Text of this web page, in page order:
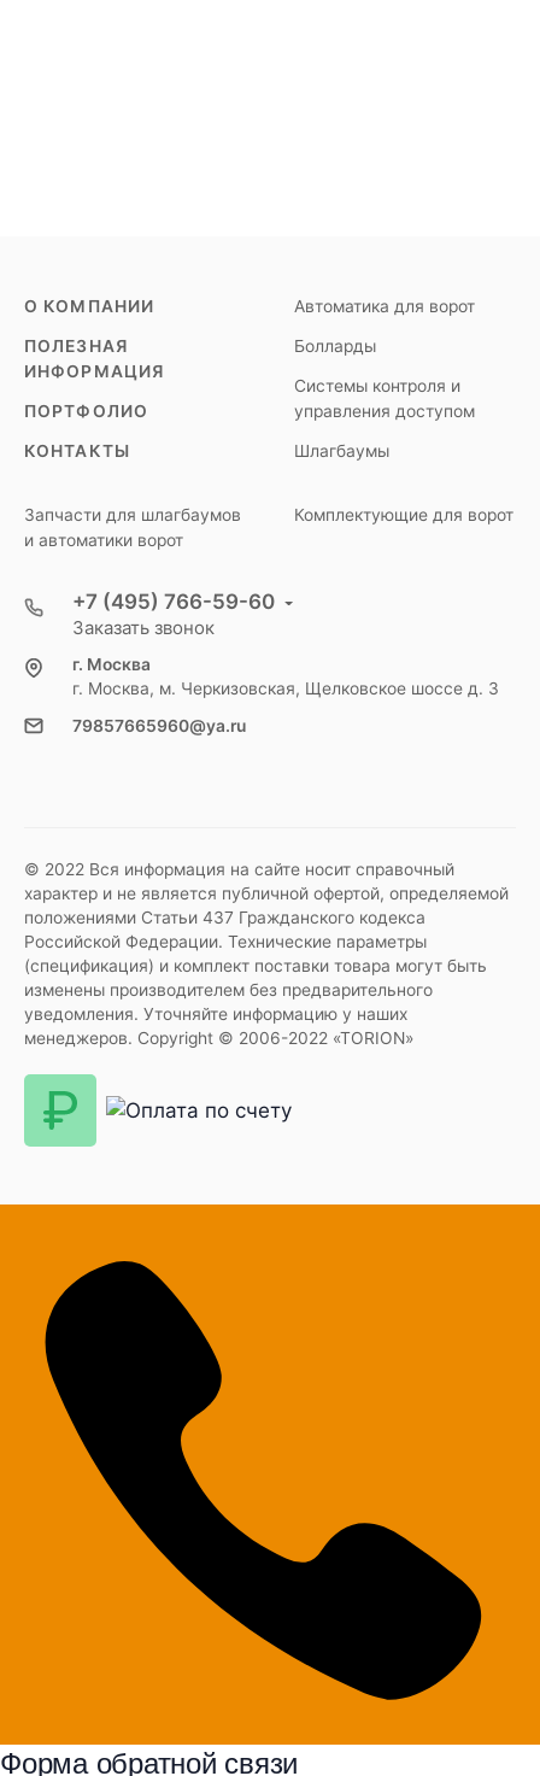
О КОМПАНИИ
ПОЛЕЗНАЯ
ИНФОРМАЦИЯ
ПОРТФОЛИО
КОНТАКТЫ
Автоматика для ворот
Болларды
Системы контроля и
управления доступом
Шлагбаумы
Запчасти для шлагбаумов
и автоматики ворот
Комплектующие для ворот
+7 (495) 766-59-60
Заказать звонок
г. Москва
г. Москва, м. Черкизовская, Щелковское шоссе д. 3
79857665960@ya.ru
© 2022 Вся информация на сайте носит справочный
характер и не является публичной офертой, определяемой
положениями Статьи 437 Гражданского кодекса
Российской Федерации. Технические параметры
(спецификация) и комплект поставки товара могут быть
изменены производителем без предварительного
уведомления. Уточняйте информацию у наших
менеджеров. Copyright © 2006-2022 «TORION»
Форма обратной связи